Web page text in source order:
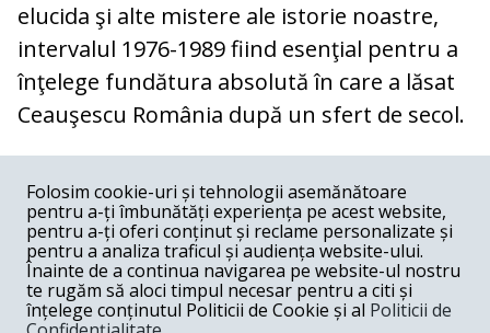
elucida şi alte mistere ale istorie noastre,
intervalul 1976-1989 fi­ind esenţial pentru a
înţelege fundătura ab­solută în care a lăsat
Ceauşescu România du­pă un sfert de secol.
COMENTARII
Nume
Email
Folosim cookie-uri și tehnologii asemănătoare
pentru a-ți îmbunătăți experiența pe acest website,
pentru a-ți oferi conținut și reclame personalizate și
pentru a analiza traficul și audiența website-ului.
Înainte de a continua navigarea pe website-ul nostru
te rugăm să aloci timpul necesar pentru a citi și
înțelege conținutul Politicii de Cookie și al Politicii de